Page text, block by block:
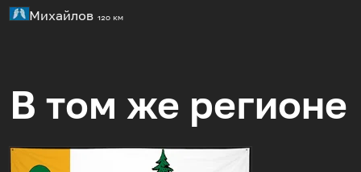
Михайлов 120 км
В том же регионе